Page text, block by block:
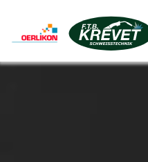
Skip to main content